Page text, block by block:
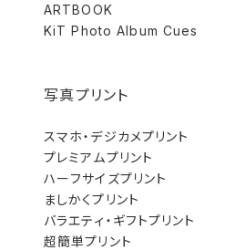
ARTBOOK
KiT Photo Album Cues
写真プリント
スマホ・デジカメプリント
プレミアムプリント
ハーフサイズプリント
ましかくプリント
バラエティ・ギフトプリント
超簡単プリント